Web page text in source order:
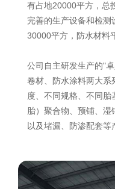
有占地20000平方，总
完善的生产设备和检测
30000平方，防水材料
公司自主研发生产的"
卷材、防水涂料两大系
度、不同规格、不同
胎）聚合物、预铺、
以及堵漏、防渗配套等